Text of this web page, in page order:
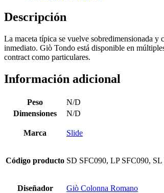
Descripción
La maceta típica se vuelve sobredimensionada
inmediato. Giò Tondo está disponible en
contract como particulares.
Información adicional
Peso
N/D
Dimensiones
N/D
Marca Slide
Código producto SD SFC090, LP SFC090, SL
Diseñador Giò Colonna Romano